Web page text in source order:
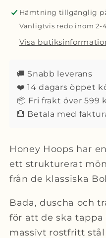
Hoops
Silver
Medium
Hoops
Silver
Hämtning tillgänglig
Vanligtvis redo inom 2-
Visa
🚚 Snabb leverans
❤️ 14 dagars öppet
📦 Fri frakt över 599
🏦 Betala med
Honey Hoops har
ett strukturerat
från de klassiska
Bada, duscha och
för att de ska tappa
massivt rostfritt